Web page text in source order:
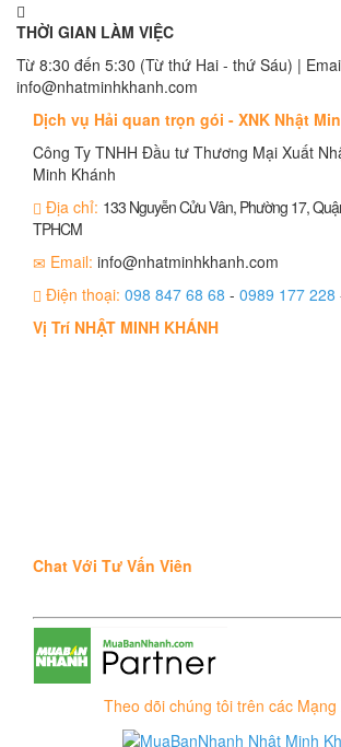
THỜI GIAN LÀM VIỆC
Từ 8:30 đến 5:30 (Từ thứ Hai - thứ Sáu) |
info@nhatminhkhanh.com
Dịch vụ Hải quan trọn gói - XNK Nhật
Công Ty TNHH Đầu tư Thương Mại Xuất
Minh Khánh
Địa chỉ: 133 Nguyễn Cửu Vân, Phường 17,
TPHCM
Email: info@nhatminhkhanh.com
Điện thoại: 098 847 68 68 - 0989 177 228
Vị Trí NHẬT MINH KHÁNH
Chat Với Tư Vấn Viên
Theo dõi chúng tôi trên các Mạng